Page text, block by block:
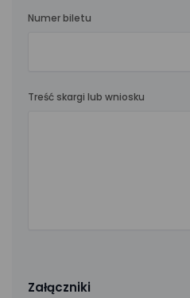
Numer biletu
Treść skargi lub wniosku
Załączniki